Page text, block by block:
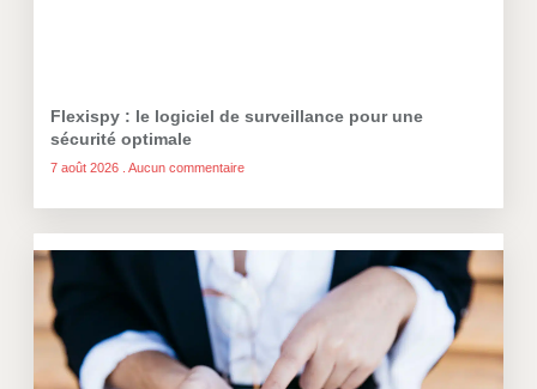
Flexispy : le logiciel de surveillance pour une
sécurité optimale
7 août 2026 Aucun commentaire